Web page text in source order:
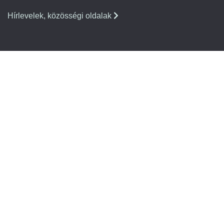
Hírlevelek, közösségi oldalak